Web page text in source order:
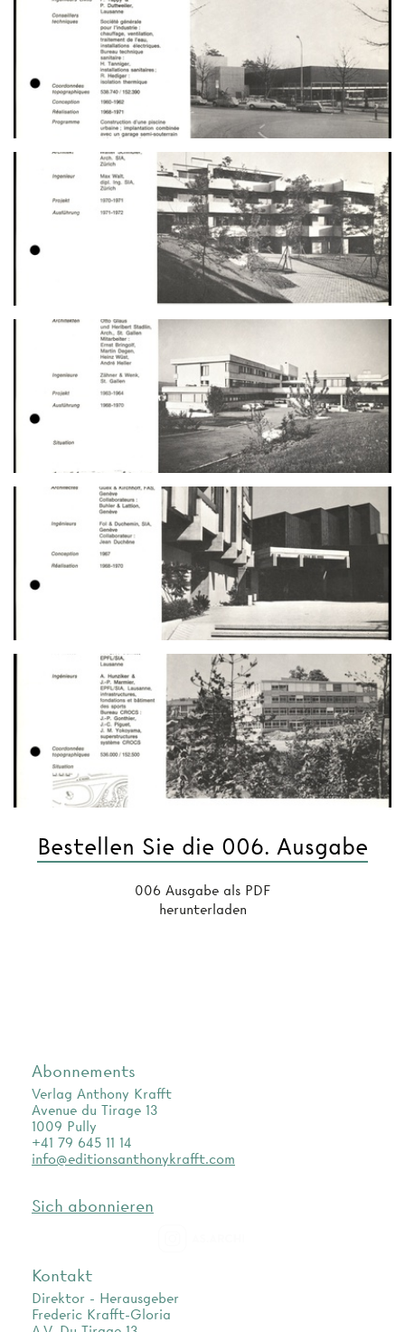
Bestellen Sie die 006. Ausgabe
006 Ausgabe als PDF
herunterladen
Abonnements
Verlag Anthony Krafft
Avenue du Tirage 13
1009 Pully
+41 79 645 11 14
info@editionsanthonykrafft.com
Sich abonnieren
Kontakt
Direktor - Herausgeber
Frederic Krafft-Gloria